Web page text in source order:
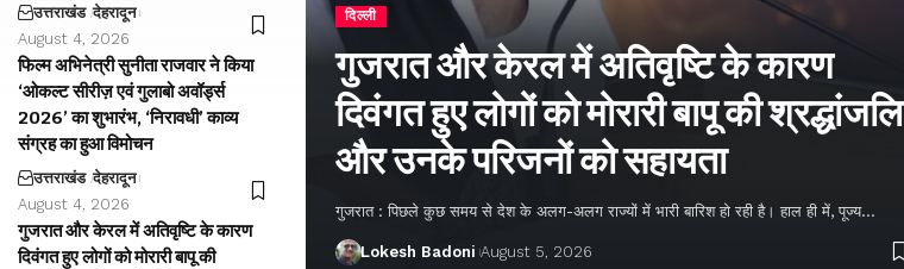
उत्तराखंड देहरादून
August 4, 2026
फिल्म अभिनेत्री सुनीता राजवार ने किया
‘ओकल्ट सीरीज़ एवं गुलाबो अवॉर्ड्स
2026’ का शुभारंभ, ‘निरावधी’ काव्य
संग्रह का हुआ विमोचन
उत्तराखंड देहरादून
August 4, 2026
गुजरात और केरल में अतिवृष्टि के कारण
दिवंगत हुए लोगों को मोरारी बापू की
दिल्ली
गुजरात और केरल में अतिवृष्टि के कारण
दिवंगत हुए लोगों को मोरारी बापू की श्रद्धांजलि
और उनके परिजनों को सहायता
गुजरात : पिछले कुछ समय से देश के अलग-अलग राज्यों में भारी बारिश हो रही है। हाल ही में, पूज्य…
Lokesh Badoni August 5, 2026